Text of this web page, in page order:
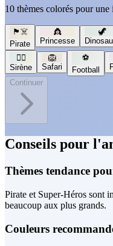
10 thèmes colorés pour
🏴‍☠️
Pirate
👸
Princesse
🦖
🧜‍♀️
Sirène
🦁
Safari
⚽
Football
Continuer
Conseils pour
Thèmes tendance
Pirate et Super-Héros sont
beaucoup aux plus grands.
Couleurs